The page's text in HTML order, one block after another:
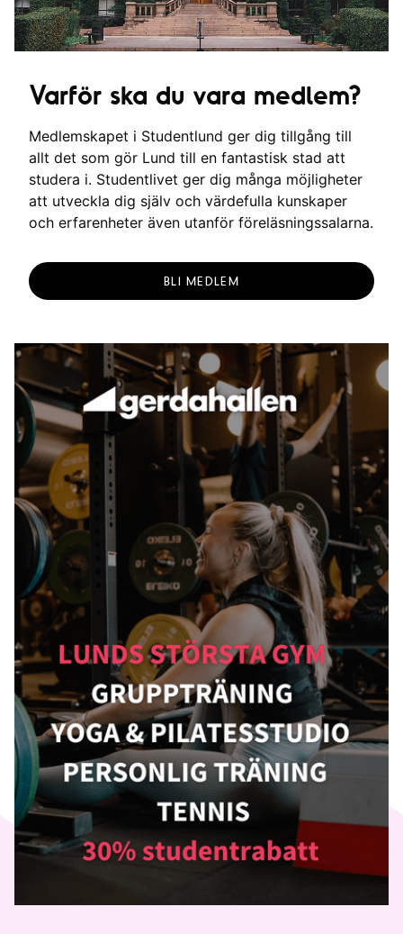
Varför ska du vara medlem?
Medlemskapet i Studentlund ger dig tillgång till
allt det som gör Lund till en fantastisk stad att
studera i. Studentlivet ger dig många möjligheter
att utveckla dig själv och värdefulla kunskaper
och erfarenheter även utanför föreläsningssalarna.
BLI MEDLEM